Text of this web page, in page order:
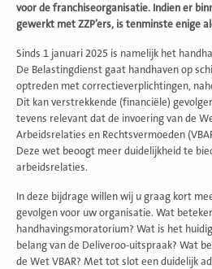
voor de franchiseorganisatie. Indien er
gewerkt met ZZP’ers, is tenminste enige
Sinds 1 januari 2025 is namelijk het
De Belastingdienst gaat handhaven op
optreden met correctieverplichtingen,
Dit kan verstrekkende (financiële)
tevens relevant dat de invoering van de
Arbeidsrelaties en Rechtsvermoeden
Deze wet beoogt meer duidelijkheid te
arbeidsrelaties.
In deze bijdrage willen wij u graag kort
gevolgen voor uw organisatie. Wat
handhavingsmoratorium? Wat is het
belang van de Deliveroo-uitspraak? Wat
de Wet VBAR? Met tot slot een duidelijk